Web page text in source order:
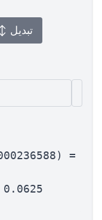
↕ تبديل
=